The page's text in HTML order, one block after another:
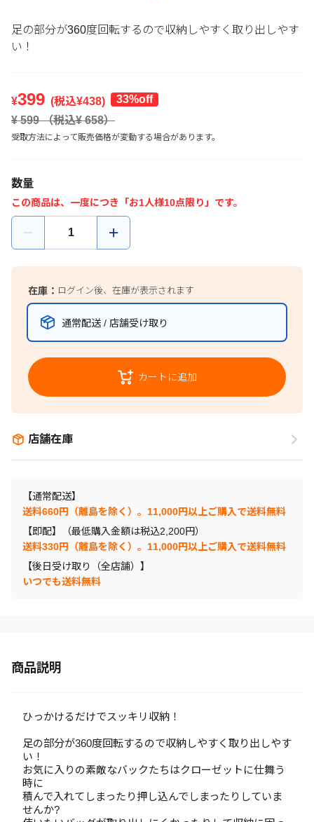
足の部分が360度回転するので収納しやすく取り出しやす
い！
¥399 (税込¥438)
33%off
¥ 599（税込¥658）
受取方法によって販売価格が変動する場合があります。
数量
この商品は、一度につき「お1人様10点限り」です。
在庫： ログイン後、在庫が表示されます
通常配送 / 店舗受け取り
カートに追加
店舗在庫
【通常配送】
送料660円（離島を除く）。11,000円以上ご購入で送料無料
【即配】（最低購入金額は税込2,200円）
送料330円（離島を除く）。11,000円以上ご購入で送料無料
【後日受け取り（全店舗）】
いつでも送料無料
商品説明
ひっかけるだけでスッキリ収納！
足の部分が360度回転するので収納しやすく取り出しやす
い！
お気に入りの素敵なバックたちはクローゼットに仕舞う
時に
積んで入れてしまったり押し込んでしまったりしていま
せんか?